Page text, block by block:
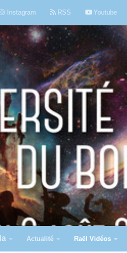
Instagram RSS Youtube
Actualité Raël Vidéos